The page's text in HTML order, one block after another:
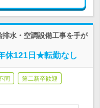
水・空調設備工事を手が
休121日★転勤なし
問 第二新卒歓迎